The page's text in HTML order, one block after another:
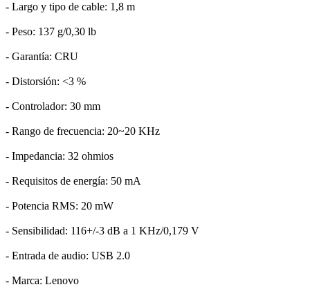
- Largo y tipo de cable: 1,8 m
- Peso: 137 g/0,30 lb
- Garantía: CRU
- Distorsión: <3 %
- Controlador: 30 mm
- Rango de frecuencia: 20~20 KHz
- Impedancia: 32 ohmios
- Requisitos de energía: 50 mA
- Potencia RMS: 20 mW
- Sensibilidad: 116+/-3 dB a 1 KHz/0,179 V
- Entrada de audio: USB 2.0
- Marca: Lenovo